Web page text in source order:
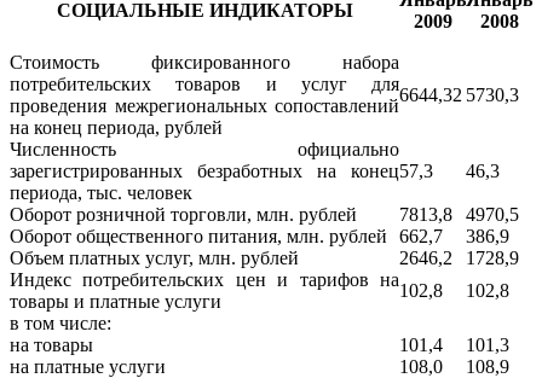
СОЦИАЛЬНЫЕ ИНДИКАТОРЫ
2009
2008
Стоимость фиксированного набора
потребительских товаров и услуг для
проведения межрегиональных сопоставлений
на конец периода, рублей
6644,32 5730,3
Численность официально
зарегистрированных безработных на конец
периода, тыс. человек
57,3 46,3
Оборот розничной торговли, млн. рублей 7813,8
4970,5
Оборот общественного питания, млн. рублей
662,7
386,9
Объем платных услуг, млн. рублей
2646,2
1728,9
Индекс потребительских цен и тарифов на
товары и платные услуги
102,8
102,8
в том числе:
на товары
101,4
101,3
на платные услуги
108,0 108,9